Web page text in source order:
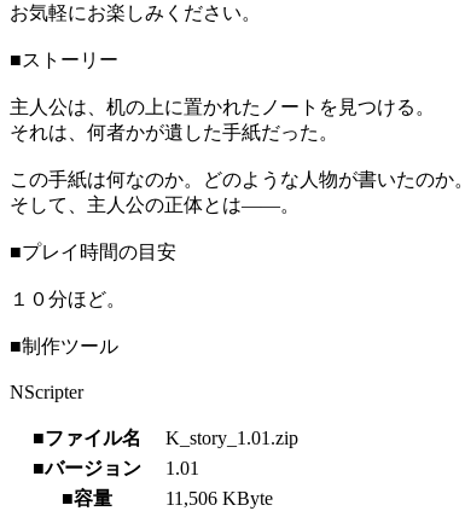
お気軽にお楽しみください。
■ストーリー
主人公は、机の上に置かれたノートを見つける。
それは、何者かが遺した手紙だった。
この手紙は何なのか。どのような人物が書いたのか。
そして、主人公の正体とは――。
■プレイ時間の目安
１０分ほど。
■制作ツール
NScripter
■ファイル名
K_story_1.01.zip
■バージョン
1.01
■容量
11,506 KByte